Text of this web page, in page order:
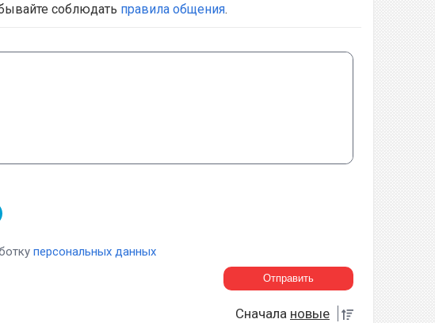
соблюдать правила общения.
персональных данных
Сначала новые